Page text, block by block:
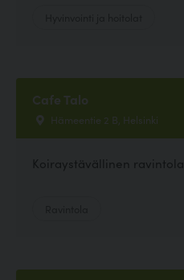
Cafe Talo
Hämeentie 2 B, Helsinki
Koiraystävällinen ravintola.